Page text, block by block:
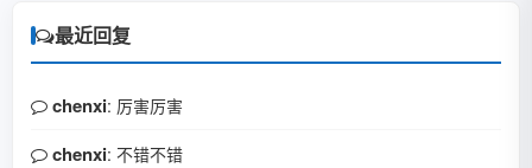
最近回复
chenxi: 厉害厉害
chenxi: 不错不错